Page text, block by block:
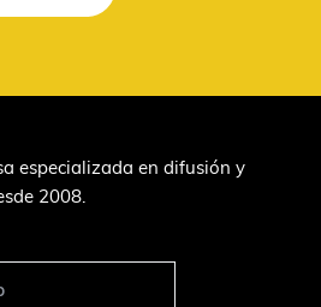
especializada en difusión y
2008.